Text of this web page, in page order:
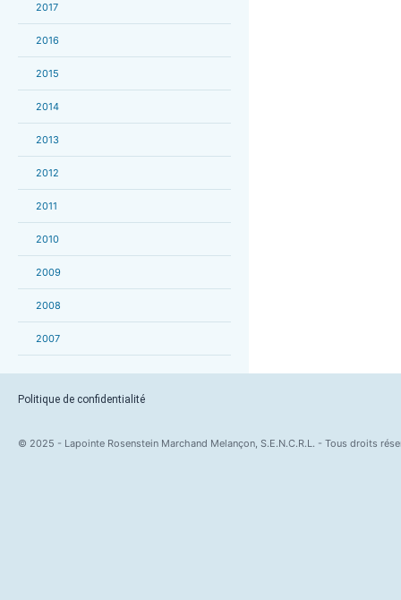
2017
2016
2015
2014
2013
2012
2011
2010
2009
2008
2007
Politique de confidentialité
© 2025 - Lapointe Rosenstein Marchand Melançon, S.E.N.C.R.L. - Tous droits